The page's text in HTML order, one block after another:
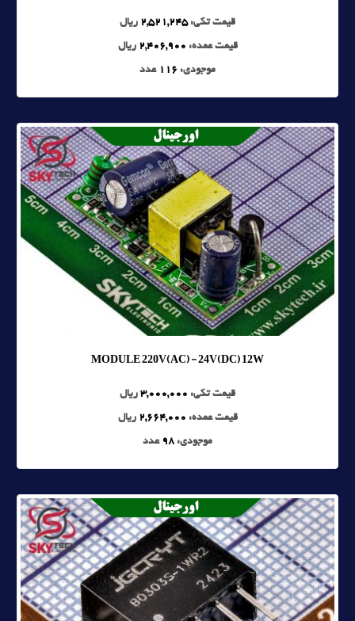
قیمت تکی:2,521,245 ریال
قیمت عمده: 2,406,900 ریال
موجودی: 116 عدد
MODULE 220V(AC) - 24V(DC) 12W
قیمت تکی: 3,000,000 ریال
قیمت عمده: 2,664,000 ریال
موجودی: 98 عدد